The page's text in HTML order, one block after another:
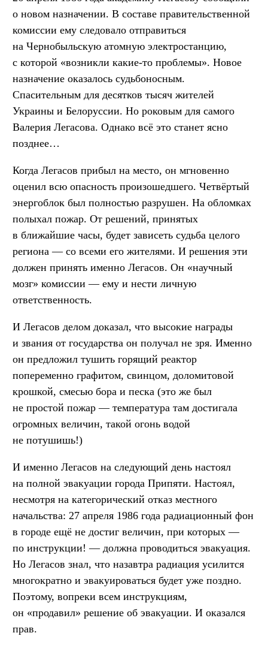
о новом назначении. В составе правительственной
комиссии ему следовало отправиться
на Чернобыльскую атомную электростанцию,
с которой «возникли какие-то проблемы». Новое
назначение оказалось судьбоносным.
Спасительным для десятков тысяч жителей
Украины и Белоруссии. Но роковым для самого
Валерия Легасова. Однако всё это станет ясно
позднее…
Когда Легасов прибыл на место, он мгновенно
оценил всю опасность произошедшего. Четвёртый
энергоблок был полностью разрушен. На обломках
полыхал пожар. От решений, принятых
в ближайшие часы, будет зависеть судьба целого
региона — со всеми его жителями. И решения эти
должен принять именно Легасов. Он «научный
мозг» комиссии — ему и нести личную
ответственность.
И Легасов делом доказал, что высокие награды
и звания от государства он получал не зря. Именно
он предложил тушить горящий реактор
попеременно графитом, свинцом, доломитовой
крошкой, смесью бора и песка (это же был
не простой пожар — температура там достигала
огромных величин, такой огонь водой
не потушишь!)
И именно Легасов на следующий день настоял
на полной эвакуации города Припяти. Настоял,
несмотря на категорический отказ местного
начальства: 27 апреля 1986 года радиационный фон
в городе ещё не достиг величин, при которых —
по инструкции! — должна проводиться эвакуация.
Но Легасов знал, что назавтра радиация усилится
многократно и эвакуироваться будет уже поздно.
Поэтому, вопреки всем инструкциям,
он «продавил» решение об эвакуации. И оказался
прав.